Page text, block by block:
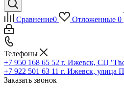
Сравнение0 Отложенные 0
Телефоны
+7 950 168 65 52 г. Ижевск, СЦ
+7 922 501 63 11 г. Ижевск, улица
Заказать звонок